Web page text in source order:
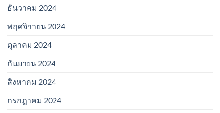
ธันวาคม 2024
พฤศจิกายน 2024
ตุลาคม 2024
กันยายน 2024
สิงหาคม 2024
กรกฎาคม 2024